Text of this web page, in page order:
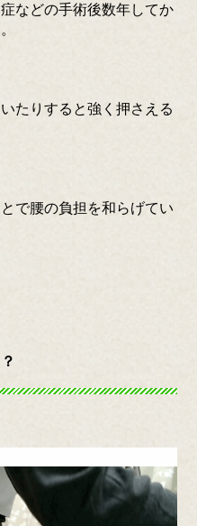
などの手術後数年してか
たりすると強く押さえる
で腰の負担を和らげてい